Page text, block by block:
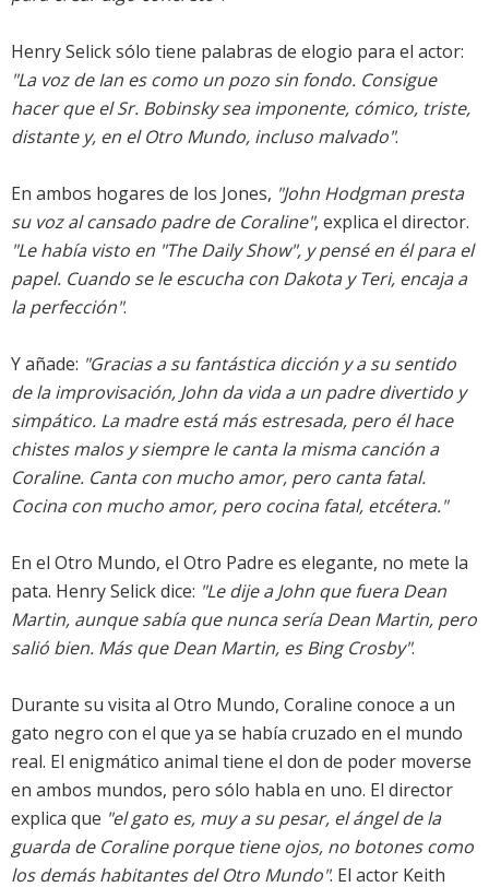
Henry Selick sólo tiene palabras de elogio para el actor:
"La voz de Ian es como un pozo sin fondo. Consigue
hacer que el Sr. Bobinsky sea imponente, cómico, triste,
distante y, en el Otro Mundo, incluso malvado".
En ambos hogares de los Jones, "John Hodgman presta
su voz al cansado padre de Coraline", explica el director.
"Le había visto en "The Daily Show", y pensé en él para el
papel. Cuando se le escucha con Dakota y Teri, encaja a
la perfección".
Y añade: "Gracias a su fantástica dicción y a su sentido
de la improvisación, John da vida a un padre divertido y
simpático. La madre está más estresada, pero él hace
chistes malos y siempre le canta la misma canción a
Coraline. Canta con mucho amor, pero canta fatal.
Cocina con mucho amor, pero cocina fatal, etcétera."
En el Otro Mundo, el Otro Padre es elegante, no mete la
pata. Henry Selick dice: "Le dije a John que fuera Dean
Martin, aunque sabía que nunca sería Dean Martin, pero
salió bien. Más que Dean Martin, es Bing Crosby".
Durante su visita al Otro Mundo, Coraline conoce a un
gato negro con el que ya se había cruzado en el mundo
real. El enigmático animal tiene el don de poder moverse
en ambos mundos, pero sólo habla en uno. El director
explica que "el gato es, muy a su pesar, el ángel de la
guarda de Coraline porque tiene ojos, no botones como
los demás habitantes del Otro Mundo". El actor Keith